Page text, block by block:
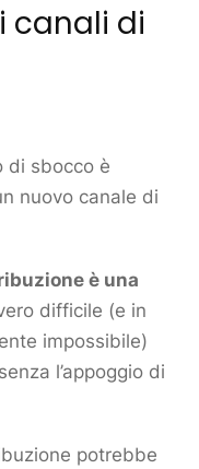
canali di
di sbocco è
nuovo canale di
è una
difficile (e in
impossibile)
l’appoggio di
potrebbe